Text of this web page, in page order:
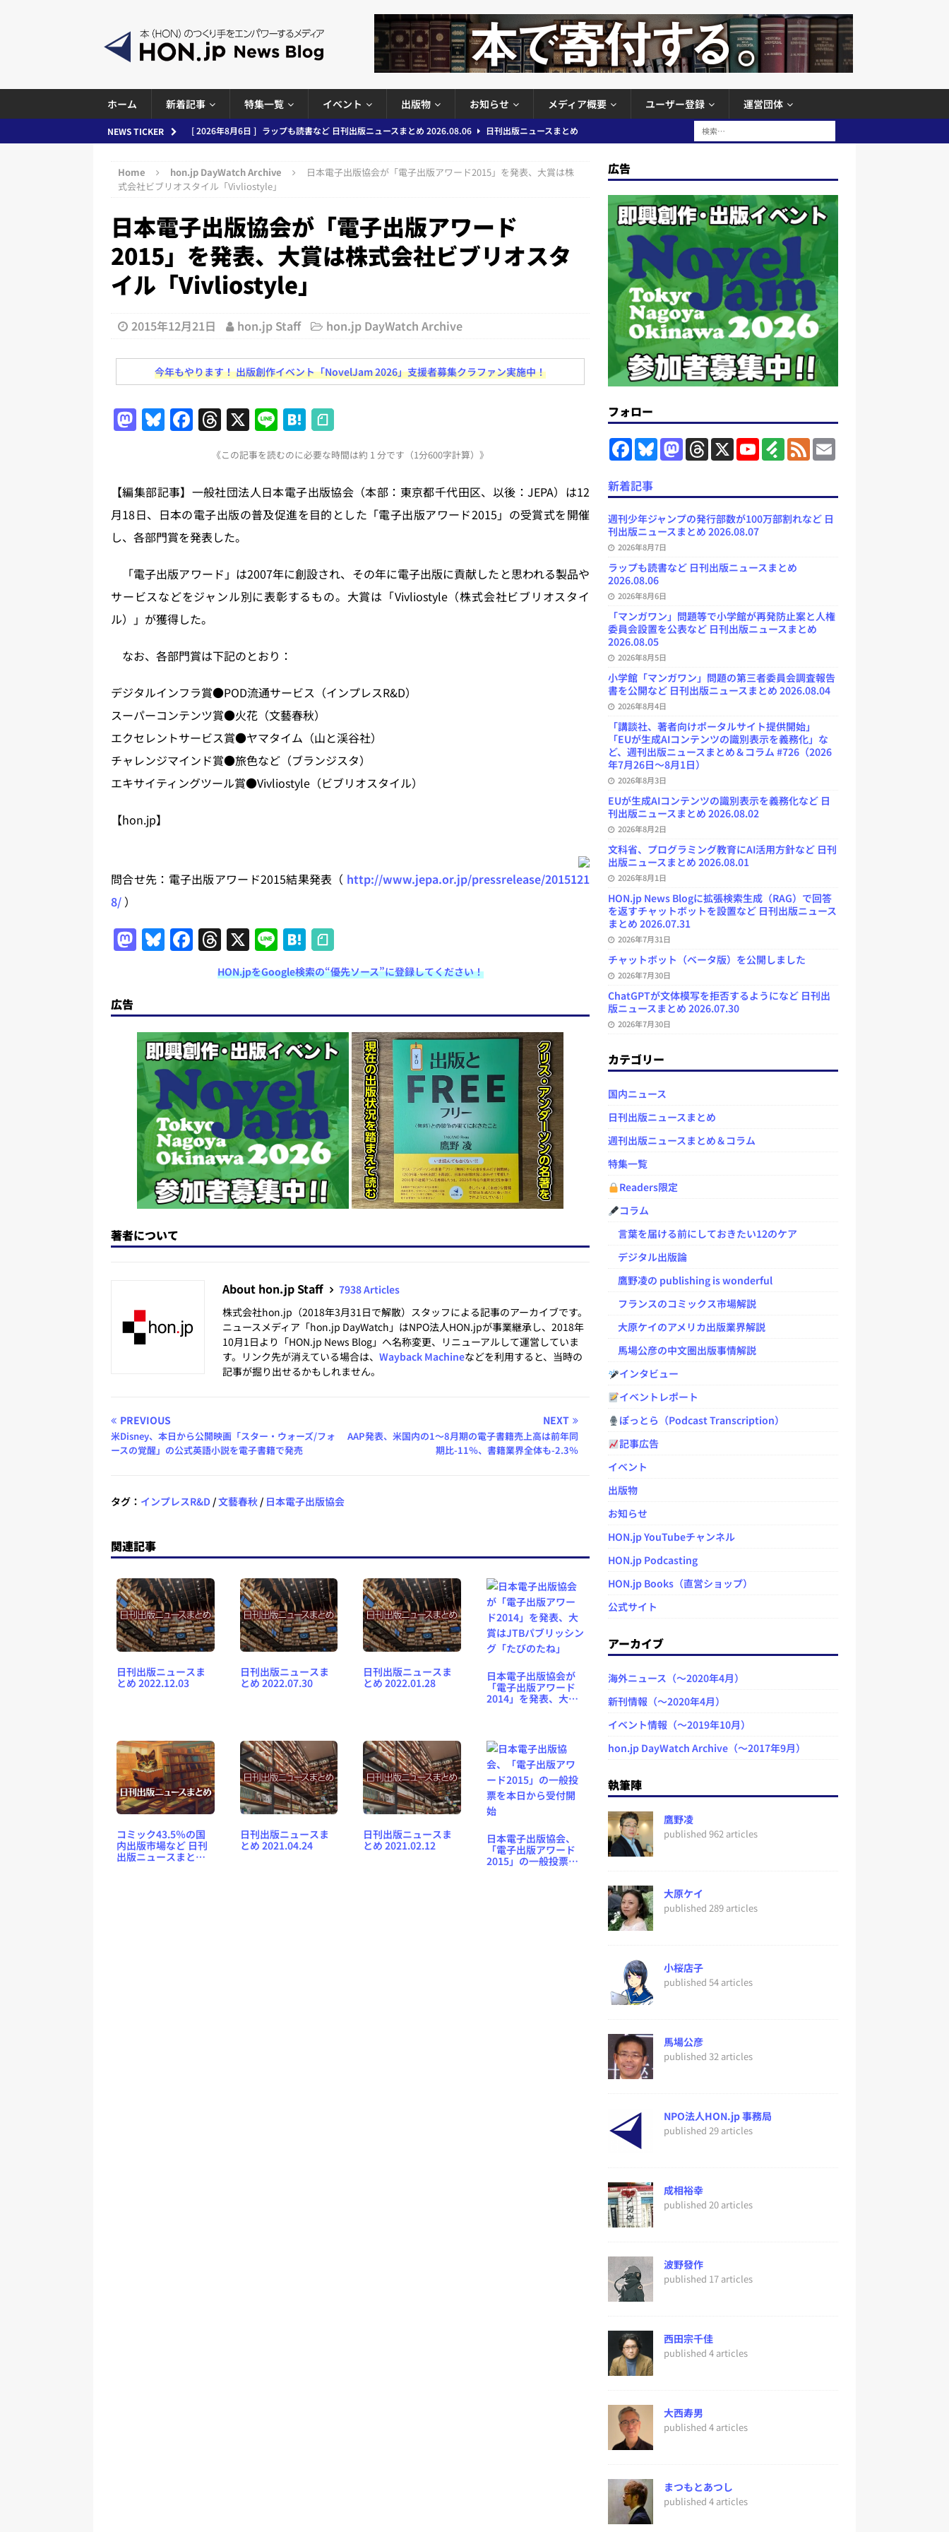
ホーム 新着記事 特集一覧 イベント 出版物 お知らせ メディア概要 ユーザー登録 運営団体
NEWS TICKER [ 2026年8月5日 ] 「マンガワン」問題等で小学館が再発防止案と人権委員会設置を公表など 日刊出版ニュ
[ 2026年8月4日 ] 小学館「マンガワン」問題の第三者委員会調査報告書を公開など 日刊出版ニュースまと
[ 2026年8月3日 ] 「講談社、著者向けポータルサイト提供開始」「EUが生成AIコンテンツの識別表示を義
務化」など、週刊出版ニュースまとめ＆コラム #726（2026年7月26日～8月1日）
週刊出版ニュースま
とめ＆コラム
[ 2026年8月2日 ]
EUが生成AIコンテンツの識別表示を義務化など 日刊出版ニュースまとめ 2026.08.02
日刊出版ニュースまとめ
日刊出版ニュースまとめ
日刊出版ニュースまとめ 2026.07.31
刊出版ニュースまとめ
[ 2026年8月7日 ] 週刊少年ジャンプの発行部数が100万部割れなど 日刊出版ニュースまとめ 2026.08.07
日刊出版ニュースまとめ
Home hon.jp DayWatch Archive
日本電子出版協会が「電子出版アワード2015」を発表、大賞は株
式会社ビブリオスタイル「Vivliostyle」
日本電子出版協会が「電子出版アワード
2015」を発表、大賞は株式会社ビブリオスタ
イル「Vivliostyle」
2015年12月21日 hon.jp Staff hon.jp DayWatch Archive
今年もやります！ 出版創作イベント「NovelJam 2026」支援者募集クラファン実施中！
M
o
d
o
Bl
s
k
y
F
e
b
o
k
T
re
a
d
s
X Li
n
e
H
at
e
n
a
《この記事を読むのに必要な時間は約 1 分です（1分600字計算）》
【編集部記事】一般社団法人日本電子出版協会（本部：東京都千代田区、以後：JEPA）は12
月18日、日本の電子出版の普及促進を目的とした「電子出版アワード2015」の受賞式を開催
し、各部門賞を発表した。
「電子出版アワード」は2007年に創設され、その年に電子出版に貢献したと思われる製品や
サービスなどをジャンル別に表彰するもの。大賞は「Vivliostyle（株式会社ビブリオスタイ
ル）」が獲得した。
なお、各部門賞は下記のとおり：
デジタルインフラ賞●POD流通サービス（インプレスR&D）
スーパーコンテンツ賞●火花（文藝春秋）
エクセレントサービス賞●ヤマタイム（山と渓谷社）
チャレンジマインド賞●旅色など（ブランジスタ）
エキサイティングツール賞●Vivliostyle（ビブリオスタイル）
【hon.jp】
問合せ先：電子出版アワード2015結果発表（ http://www.jepa.or.jp/pressrelease/2015121
8/ ）
M
a
o
d
o
n
Bl
u
s
k
y
F
a
e
b
o
o
k
T
h
re
a
d
s
X Li
n
e
H
at
e
n
a
HON.jpをGoogle検索の“優先ソース”に登録してください！
広告
著者について
About hon.jp Staff
7938 Articles
株式会社hon.jp（2018年3月31日で解散）スタッフによる記事のアーカイブです。
ニュースメディア「hon.jp DayWatch」はNPO法人HON.jpが事業継承し、2018年
10月1日より「HON.jp News Blog」へ名称変更、リニューアルして運営していま
す。リンク先が消えている場合は、 Wayback Machineなどを利用すると、当時の
記事が掘り出せるかもしれません。
PREVIOUS
米Disney、本日から公開映画「スター・ウォーズ/フォ
ースの覚醒」の公式英語小説を電子書籍で発売
NEXT
AAP発表、米国内の1〜8月期の電子書籍売上高は前年同
期比-11％、書籍業界全体も-2.3％
タグ： インプレスR&D /文藝春秋 / 日本電子出版協会
関連記事
日刊出版ニュースま
とめ 2022.12.03
日刊出版ニュースま
とめ 2022.07.30
日刊出版ニュースま
とめ 2022.01.28
日本電子出版協会が
「電子出版アワード
2014」を発表、大賞
コミック43.5％の国
内出版市場など 日刊
出版ニュースまとめ
日刊出版ニュースま
とめ 2021.04.24
日刊出版ニュースま
とめ 2021.02.12
日本電子出版協会、
「電子出版アワード
2015」の一般投票を
広告
フォロー
F
a
e
b
o
o
k
B
l
k
M
a
d
o
n
T
h
d
s
X
Y
o
b
e
C
n
F
e
y
F
e
E
m
新着記事
週刊少年ジャンプの発行部数が100万部割れなど 日
刊出版ニュースまとめ 2026.08.07
2026年8月7日
ラップも読書など 日刊出版ニュースまとめ
2026.08.06
2026年8月6日
「マンガワン」問題等で小学館が再発防止案と人権
委員会設置を公表など 日刊出版ニュースまとめ
2026.08.05
2026年8月5日
小学館「マンガワン」問題の第三者委員会調査報告
書を公開など 日刊出版ニュースまとめ 2026.08.04
2026年8月4日
「講談社、著者向けポータルサイト提供開始」
「EUが生成AIコンテンツの識別表示を義務化」な
ど、週刊出版ニュースまとめ＆コラム #726（2026
年7月26日～8月1日）
2026年8月3日
EUが生成AIコンテンツの識別表示を義務化など 日
刊出版ニュースまとめ 2026.08.02
2026年8月2日
文科省、プログラミング教育にAI活用方針など 日刊
出版ニュースまとめ 2026.08.01
2026年8月1日
HON.jp News Blogに拡張検索生成（RAG）で回答
を返すチャットボットを設置など 日刊出版ニュース
まとめ 2026.07.31
2026年7月31日
チャットボット（ベータ版）を公開しました
2026年7月30日
ChatGPTが文体模写を拒否するようになど 日刊出
版ニュースまとめ 2026.07.30
2026年7月30日
カテゴリー
国内ニュース
日刊出版ニュースまとめ
週刊出版ニュースまとめ＆コラム
特集一覧
Readers限定
コラム
言葉を届ける前にしておきたい12のケア
デジタル出版論
鷹野凌の publishing is wonderful
フランスのコミックス市場解説
大原ケイのアメリカ出版業界解説
馬場公彦の中文圏出版事情解説
インタビュー
イベントレポート
ぽっとら（Podcast Transcription）
記事広告
イベント
出版物
お知らせ
HON.jp YouTubeチャンネル
HON.jp Podcasting
HON.jp Books（直営ショップ）
公式サイト
アーカイブ
海外ニュース（～2020年4月）
新刊情報（～2020年4月）
イベント情報（～2019年10月）
hon.jp DayWatch Archive（～2017年9月）
執筆陣
鷹野凌
published 962 articles
大原ケイ
published 289 articles
小桜店子
published 54 articles
馬場公彦
published 32 articles
NPO法人HON.jp 事務局
published 29 articles
成相裕幸
published 20 articles
波野發作
published 17 articles
西田宗千佳
published 4 articles
大西寿男
published 4 articles
まつもとあつし
published 4 articles